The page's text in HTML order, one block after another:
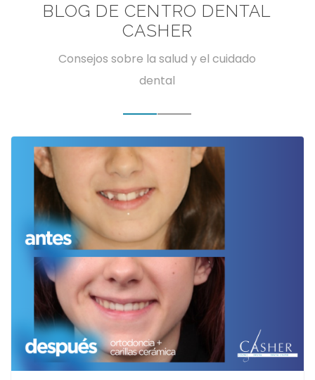
BLOG DE CENTRO DENTAL
CASHER
Consejos sobre la salud y el cuidado
dental